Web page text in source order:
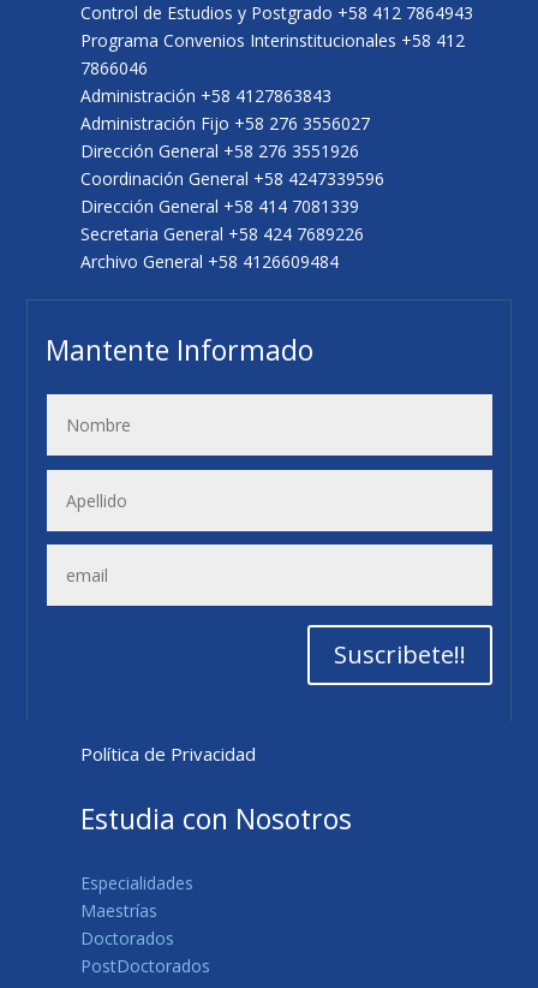
Control de Estudios y Postgrado +58 412 7864943
Programa Convenios Interinstitucionales +58 412
7866046
Administración +58 4127863843
Administración Fijo +58 276 3556027
Dirección General +58 276 3551926
Coordinación General +58 4247339596
Dirección General +58 414 7081339
Secretaria General +58 424 7689226
Archivo General +58 4126609484
Mantente Informado
Suscribete!!
Política de Privacidad
Estudia con Nosotros
Especialidades
Maestrías
Doctorados
PostDoctorados